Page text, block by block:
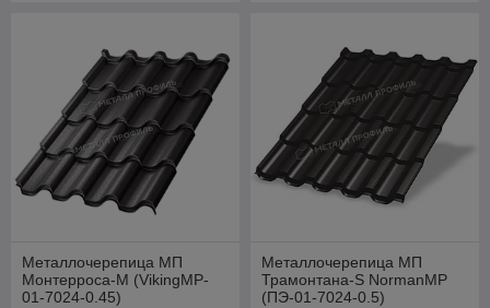
Металлочерепица МП
Монтерроса-M (VikingMP-
01-7024-0.45)
Металлочерепица МП
Трамонтана-S NormanMP
(ПЭ-01-7024-0.5)